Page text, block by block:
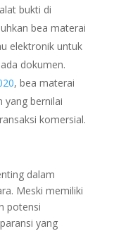
bukti di
bea materai
elektronik untuk
dokumen.
, bea materai
yang bernilai
komersial.
dalam
Meski memiliki
potensi
yang